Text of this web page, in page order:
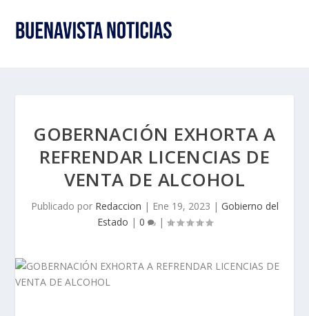
GOBERNACIÓN EXHORTA A
REFRENDAR LICENCIAS DE
VENTA DE ALCOHOL
Publicado por Redaccion | Ene 19, 2023 | Gobierno del
Estado | 0 |